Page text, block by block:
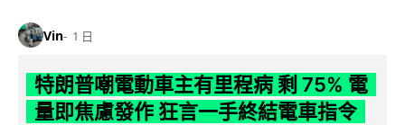
Vin 1 日
特朗普嘲電動車主有里程病 剩 75% 電
量即焦慮發作 狂言一手終結電車指令